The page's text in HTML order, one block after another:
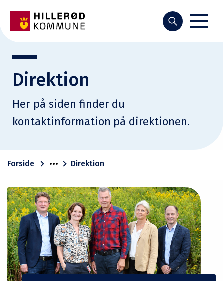
Søg
Direktion
Her på siden finder du
kontaktinformation på direktionen.
Forside Direktion